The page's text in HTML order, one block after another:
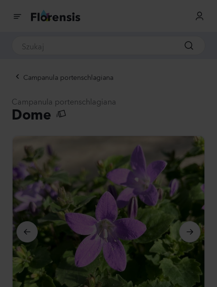
Campanula portenschlagiana
Campanula portenschlagiana
Dome